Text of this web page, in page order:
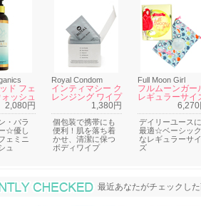
ド フェ
ッシュ
2,080円
・パラ
☆優し
ェミニ
ュ
Royal Condom
インティマシー ク
レンジング ワイプ
1,380円
個包装で携帯にも
便利！肌を落ち着
かせ、清潔に保つ
ボディワイプ
Full Moon Girl
フルムーンガー
レギュラーサイ
6,270
デイリーユースに
最適☆ベーシック
なレギュラーサイ
ズ
最近あなたがチェックし
最近あなたがチェックした